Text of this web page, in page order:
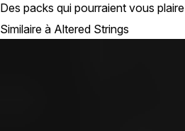
Des packs qui pourraient vous plaire
Similaire à Altered Strings